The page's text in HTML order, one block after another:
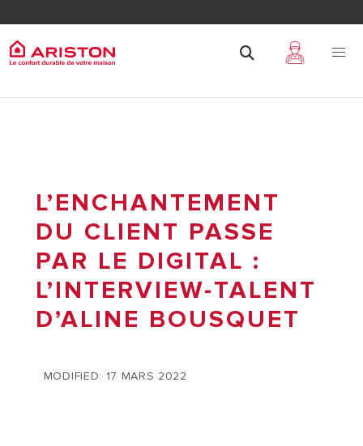
L’ENCHANTEMENT
DU CLIENT PASSE
PAR LE DIGITAL :
L’INTERVIEW-TALENT
D’ALINE BOUSQUET
MODIFIED: 17 MARS 2022